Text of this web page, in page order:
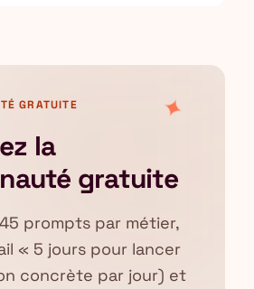
✦
GRATUITE
la
gratuite
prompts par métier,
« 5 jours pour lancer
concrète par jour) et